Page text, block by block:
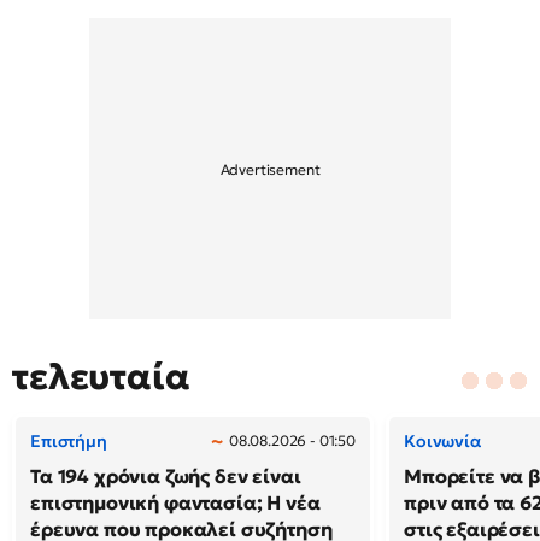
τελευταία
Επιστήμη 08.08.2026 - 01:50
Τα 194 χρόνια ζωής δεν είναι
επιστημονική φαντασία; Η νέα
έρευνα που προκαλεί συζήτηση
Κοινωνία
Μπορείτε να
πριν από τα
στις